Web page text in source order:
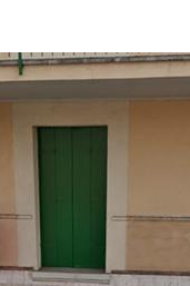
DÒNG XE
US